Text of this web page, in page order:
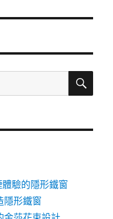
搜
驗的隱形鐵窗
隱形鐵窗